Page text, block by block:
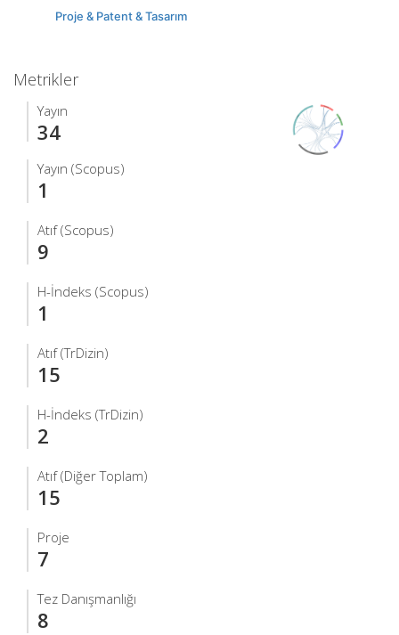
Proje & Patent & Tasarım
Metrikler
Yayın
34
Yayın (Scopus)
1
Atıf (Scopus)
9
H-İndeks (Scopus)
1
Atıf (TrDizin)
15
H-İndeks (TrDizin)
2
Atıf (Diğer Toplam)
15
Proje
7
Tez Danışmanlığı
8